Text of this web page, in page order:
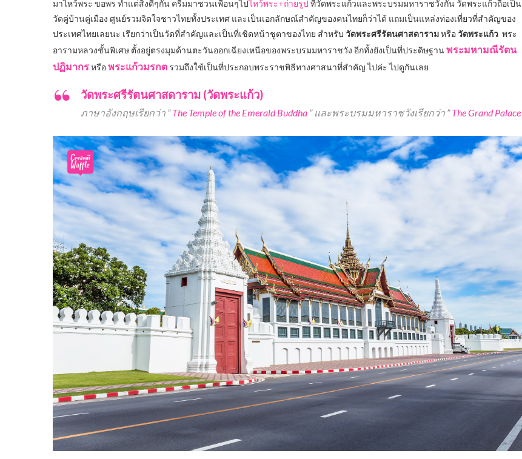
มาไหว้พระ ขอพร ทำแต่สิ่งดีๆกัน ครีมมาชวนเพื่อนๆไปไหว้พระ+ถ่ายรูป ที่วัดพระแก้วและพระบรมมหาราชวังกัน วัดพระแก้วถือเป็น
วัดคู่บ้านคู่เมือง ศูนย์รวมจิตใจชาวไทยทั้งประเทศ และเป็นเอกลักษณ์สำคัญของคนไทยก็ว่าได้ แถมเป็นแหล่งท่องเที่ยวที่สำคัญของ
ประเทศไทยเลยนะ เรียกว่าเป็นวัดที่สำคัญและเป็นที่เชิดหน้าชูตาของไทย สำหรับ วัดพระศรีรัตนศาสดารามหรือวัดพระแก้ว พระ
อารามหลวงชั้นพิเศษ ตั้งอยู่ตรงมุมด้านตะวันออกเฉียงเหนือของพระบรมมหาราชวัง อีกทั้งยังเป็นที่ประดิษฐานพระมหามณีรัตน
ปฏิมากรหรือพระแก้วมรกต รวมถึงใช้เป็นที่ประกอบพระราชพิธีทางศาสนาที่สำคัญ ไปค่ะ ไปดูกันเลย
วัดพระศรีรัตนศาสดาราม (วัดพระแก้ว)
ภาษาอังกฤษเรียกว่า ”The Temple of the Emerald Buddha ” และพระบรมมหาราชวังเรียกว่า ”The Grand Palace